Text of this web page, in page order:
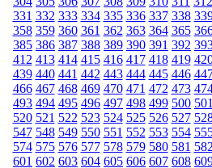
331 332 333 334 335 336 337 338
358 359 360 361 362 363 364 365
385 386 387 388 389 390 391 392
412 413 414 415 416 417 418 419
439 440 441 442 443 444 445 446
466 467 468 469 470 471 472 473
493 494 495 496 497 498 499 500
520 521 522 523 524 525 526 527
547 548 549 550 551 552 553 554
574 575 576 577 578 579 580 581
601 602 603 604 605 606 607 608